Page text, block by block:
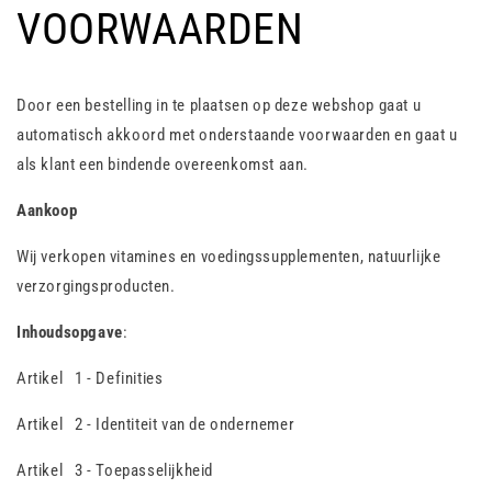
VOORWAARDEN
Door een bestelling in te plaatsen op deze webshop gaat u
automatisch akkoord met onderstaande voorwaarden en gaat u
als klant een bindende overeenkomst aan.
Aankoop
Wij verkopen vitamines en voedingssupplementen, natuurlijke
verzorgingsproducten.
Inhoudsopgave:
Artikel 1 - Definities
Artikel 2 - Identiteit van de ondernemer
Artikel 3 - Toepasselijkheid